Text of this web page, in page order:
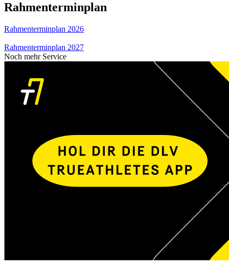
Rahmenterminplan
Rahmenterminplan 2026
Rahmenterminplan 2027
Noch mehr Service